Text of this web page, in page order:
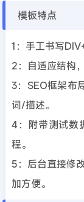
模板特点
1：手工书写
2：自适应结构
3：SEO框架布
词/描述。
4：附带测试数
程。
5：后台直接修
加方便。